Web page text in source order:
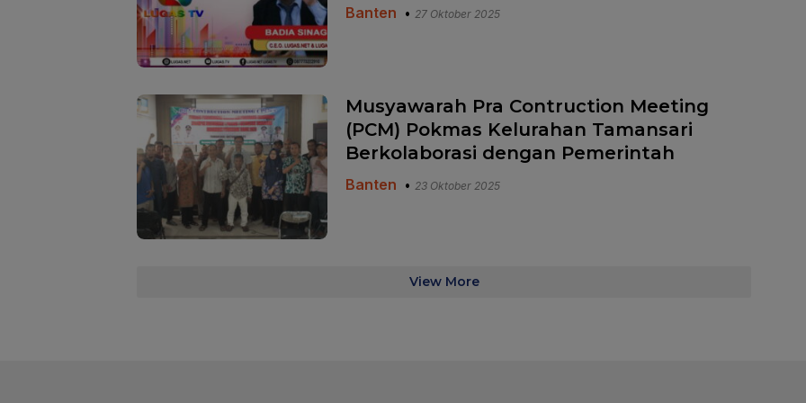
Banten • 27 Oktober 2025
Musyawarah Pra Contruction Meeting
(PCM) Pokmas Kelurahan Tamansari
Berkolaborasi dengan Pemerintah
Banten • 23 Oktober 2025
View More